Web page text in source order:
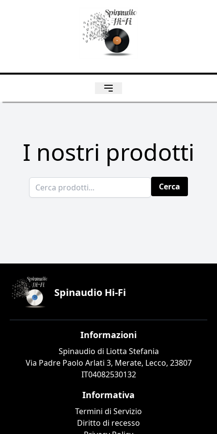
I nostri prodotti
Cerca
Spinaudio Hi-Fi
Informazioni
Spinaudio di Liotta Stefania
Via Padre Paolo Arlati 3, Merate, Lecco, 23807
IT04082530132
Informativa
Termini di Servizio
Diritto di recesso